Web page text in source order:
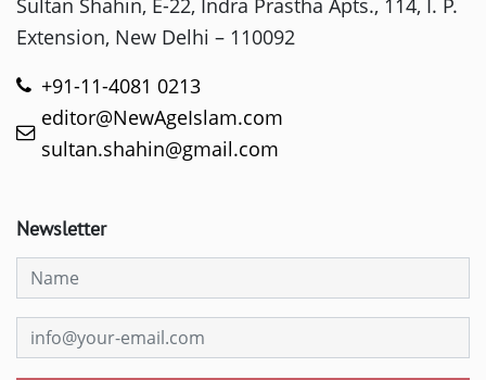
Extension, New Delhi – 110092
+91-11-4081 0213
editor@NewAgeIslam.com
sultan.shahin@gmail.com
Newsletter